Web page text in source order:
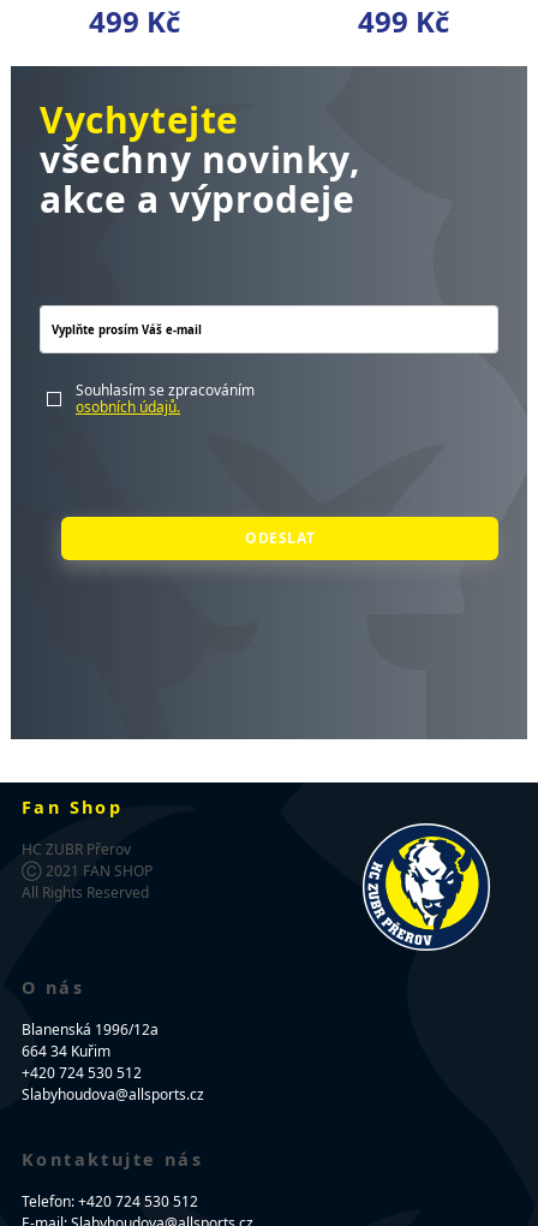
499 Kč 499 Kč
Vychytejte
všechny novinky,
akce a výprodeje
Souhlasím se zpracováním
osobních údajů.
ODESLAT
Fan Shop
HC ZUBR Přerov
Ⓒ 2021 FAN SHOP
All Rights Reserved
O nás
Blanenská 1996/12a
664 34 Kuřim
+420 724 530 512
Slabyhoudova@allsports.cz
Kontaktujte nás
Telefon: +420 724 530 512